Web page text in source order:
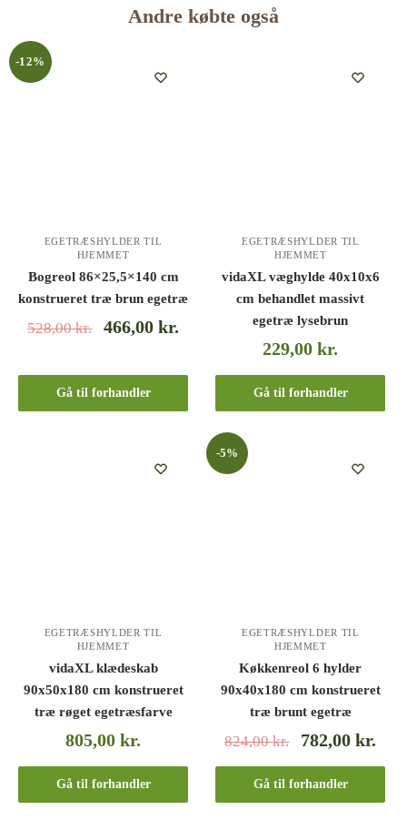
Andre købte også
-12%
EGETRÆSHYLDER TIL
HJEMMET
Bogreol 86×25,5×140 cm
konstrueret træ brun egetræ
528,00kr. 466,00kr.
Gå til forhandler
EGETRÆSHYLDER TIL
HJEMMET
vidaXL væghylde 40x10x6
cm behandlet massivt
egetræ lysebrun
229,00kr.
Gå til forhandler
EGETRÆSHYLDER TIL
HJEMMET
vidaXL klædeskab
90x50x180 cm konstrueret
træ røget egetræsfarve
805,00kr.
Gå til forhandler
-5%
EGETRÆSHYLDER TIL
HJEMMET
Køkkenreol 6 hylder
90x40x180 cm konstrueret
træ brunt egetræ
824,00kr. 782,00kr.
Gå til forhandler